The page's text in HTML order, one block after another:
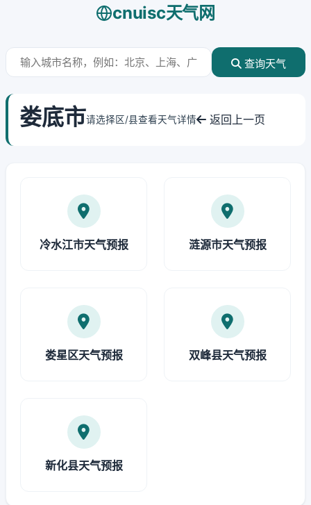
cnuisc天气网
查询天气
娄底市请选择区/县查看天气详情 返回上一页
冷水江市天气预报 涟源市天气预报
娄星区天气预报 双峰县天气预报
新化县天气预报